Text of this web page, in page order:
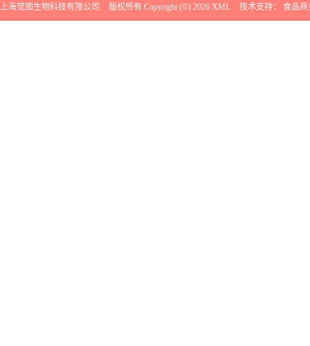
上海觉图生物科技有限公司 版权所有 Copyright (©) 2026 XML 技术支持： 食品商